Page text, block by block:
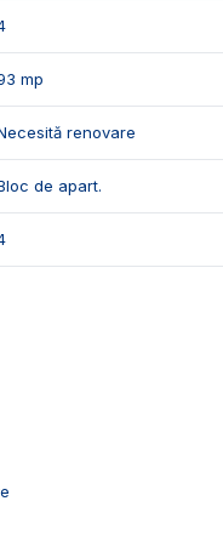
dumneavoastra,
mp
renovare
de apart.